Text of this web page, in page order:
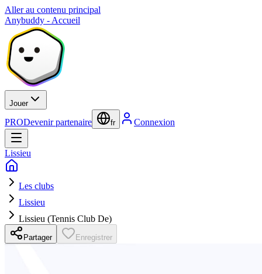
Aller au contenu principal
Anybuddy - Accueil
Jouer
PRODevenir partenaire fr Connexion
Lissieu
Les clubs
Lissieu
Lissieu (Tennis Club De)
Partager Enregistrer